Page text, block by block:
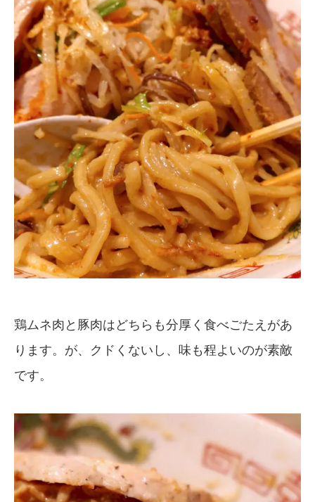
鶏ムネ肉と豚肉はどちらも分厚く食べごたえがあ
ります。が、クドくないし、味も程よいのが素敵
です。